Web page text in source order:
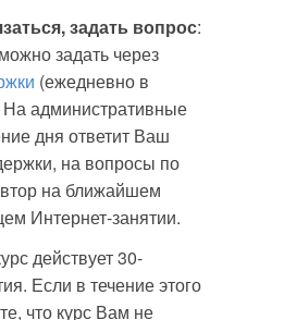
задать вопрос:
задать через
(ежедневно в
административные
дня ответит Ваш
на вопросы по
на ближайшем
Интернет-занятии.
действует 30-
Если в течение этого
что курс Вам не